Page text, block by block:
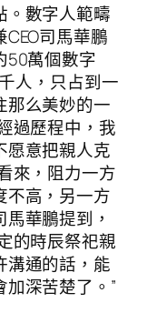
。數字人範疇
司馬華鵬
50萬個數字
人，只占到一
那么美妙的一
過歷程中，我
愿意把親人克
來，阻力一方
不高，另一方
華鵬提到，
的時辰祭祀親
溝通的話，能
深苦楚了。”